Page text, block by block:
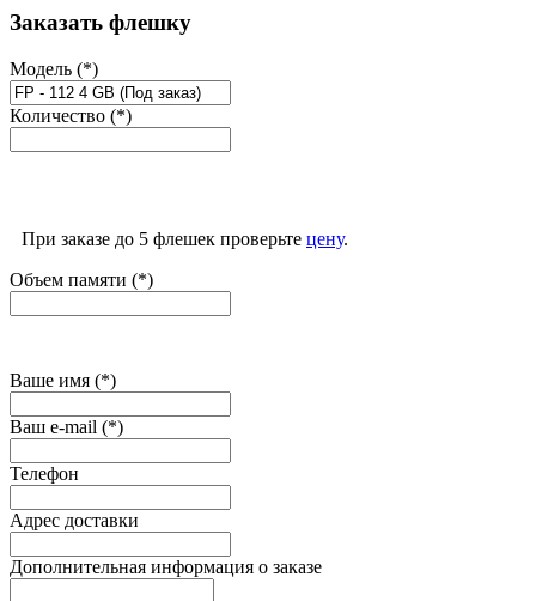
Заказать флешку
Модель (*)
Количество (*)
При заказе до 5 флешек проверьте цену.
Объем памяти (*)
Ваше имя (*)
Ваш e-mail (*)
Телефон
Адрес доставки
Дополнительная информация о заказе